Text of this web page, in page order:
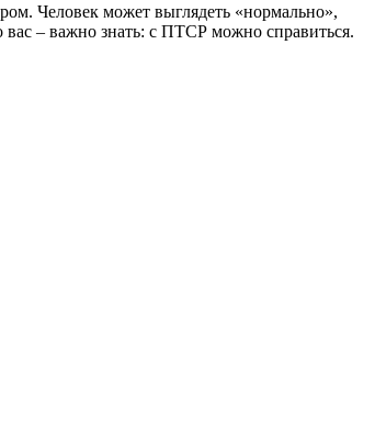
Человек может выглядеть «нормально»,
вас – важно знать: с ПТСР можно справиться.